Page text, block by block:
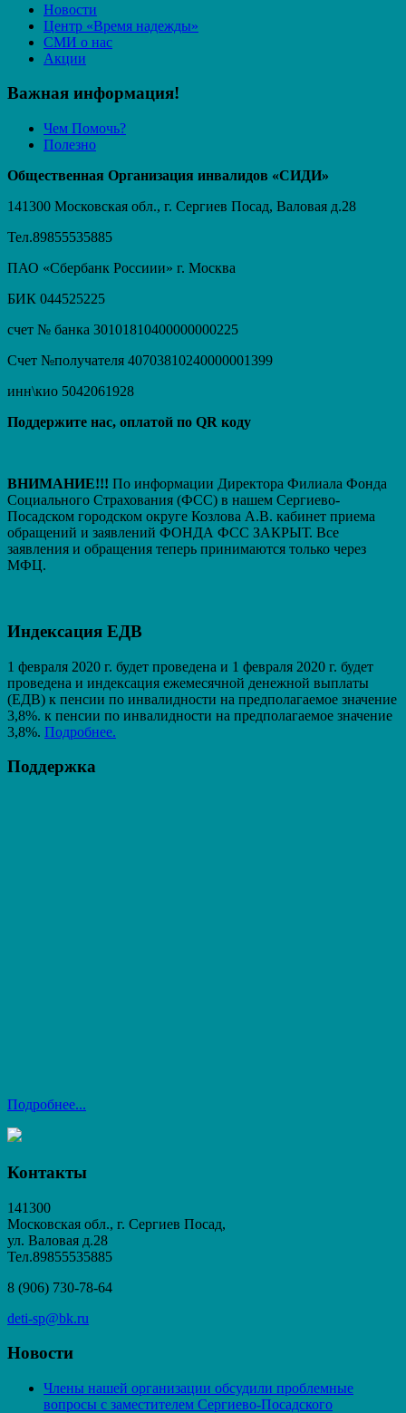
Новости
Центр «Время надежды»
СМИ о нас
Акции
Важная информация!
Чем Помочь?
Полезно
Общественная Организация инвалидов «СИДИ»
141300 Московская обл., г. Сергиев Посад, Валовая д.28
Тел.89855535885
ПАО «Сбербанк Россиии» г. Москва
БИК 044525225
счет № банка 30101810400000000225
Счет №получателя 40703810240000001399
инн\кио 5042061928
Поддержите нас, оплатой по QR коду
ВНИМАНИЕ!!! По информации Директора Филиала Фонда
Социального Страхования (ФСС) в нашем Сергиево-
Посадском городском округе Козлова А.В. кабинет приема
обращений и заявлений ФОНДА ФСС ЗАКРЫТ. Вcе
заявления и обращения теперь принимаются только через
МФЦ.
Индексация ЕДВ
1 февраля 2020 г. будет проведена и 1 февраля 2020 г. будет
проведена и индексация ежемесячной денежной выплаты
(ЕДВ) к пенсии по инвалидности на предполагаемое значение
3,8%. к пенсии по инвалидности на предполагаемое значение
3,8%. Подробнее.
Поддержка
Подробнее...
Контакты
141300
Московская обл., г. Сергиев Посад,
ул. Валовая д.28
Тел.89855535885
8 (906) 730-78-64
deti-sp@bk.ru
Новости
Члены нашей организации обсудили проблемные
вопросы с заместителем Сергиево-Посадского